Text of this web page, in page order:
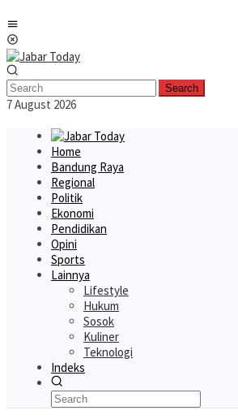
to
content
Search
7 August 2026
Home
Bandung Raya
Regional
Politik
Ekonomi
Pendidikan
Opini
Sports
Lainnya
Lifestyle
Hukum
Sosok
Kuliner
Teknologi
Indeks